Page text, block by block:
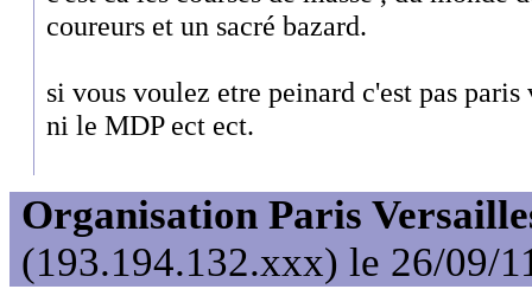
coureurs et un sacré bazard.
si vous voulez etre peinard c'est pas
ni le MDP ect ect.
Organisation Paris
(193.194.132.xxx) le 26/09/